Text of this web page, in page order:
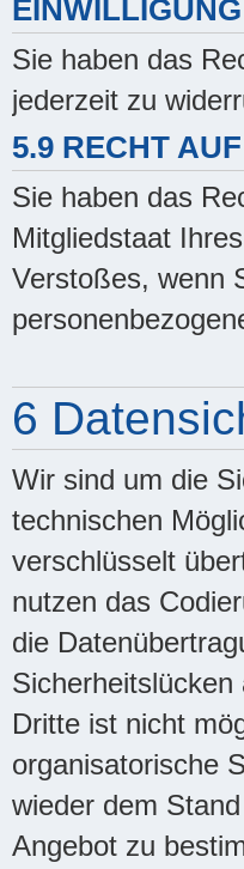
EINWILLIGUNG
Sie haben das
jederzeit zu
5.9 RECHT
Sie haben das
Mitgliedstaat
Verstoßes, wenn
6
Wir sind um die
technischen
verschlüsselt
nutzen das
die
Dritte ist nicht
organisatorische
wieder dem
Angebot zu